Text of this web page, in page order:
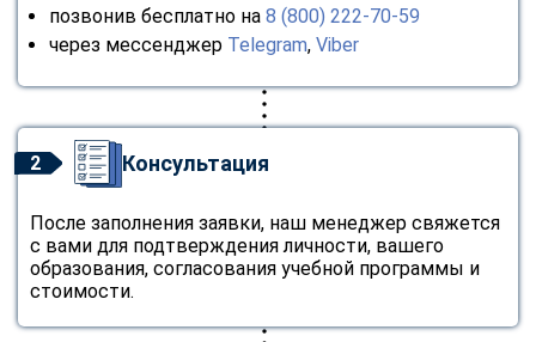
позвонив бесплатно на 8 (800) 222-70-59
через мессенджер Telegram, Viber
2 Консультация
После заполнения заявки, наш менеджер свяжется
с вами для подтверждения личности, вашего
образования, согласования учебной программы и
стоимости.